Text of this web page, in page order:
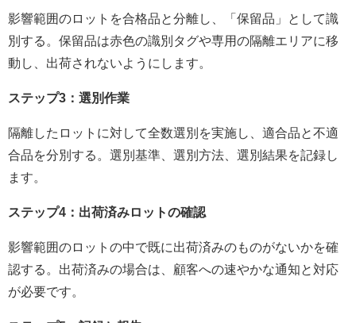
影響範囲のロットを合格品と分離し、「保留品」として識
別する。保留品は赤色の識別タグや専用の隔離エリアに移
動し、出荷されないようにします。
ステップ3：選別作業
隔離したロットに対して全数選別を実施し、適合品と不適
合品を分別する。選別基準、選別方法、選別結果を記録し
ます。
ステップ4：出荷済みロットの確認
影響範囲のロットの中で既に出荷済みのものがないかを確
認する。出荷済みの場合は、顧客への速やかな通知と対応
が必要です。